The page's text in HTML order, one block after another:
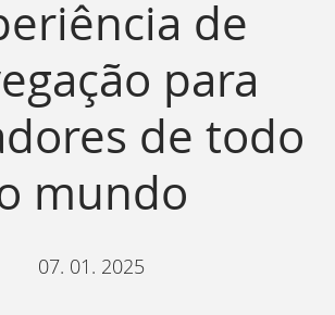
de
para
de todo
mundo
07. 01. 2025